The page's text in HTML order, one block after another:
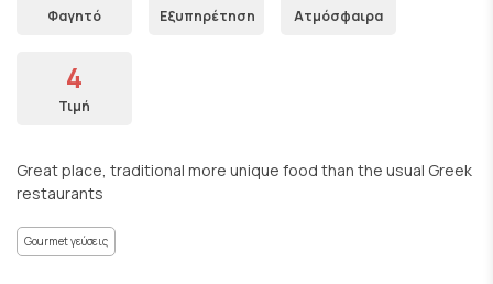
Φαγητό Εξυπηρέτηση Ατμόσφαιρα
4
Τιμή
Great place, traditional more unique food than the usual Greek
restaurants
Gourmet γεύσεις